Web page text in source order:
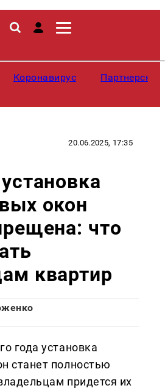
Коронавирус
20.06.2025, 17:35
окон
что
квартир
года установка
станет полностью
придется их